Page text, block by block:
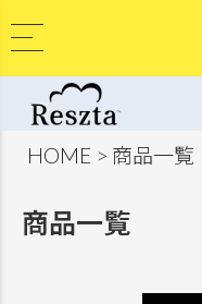
HOME 商品一覧
商品一覧